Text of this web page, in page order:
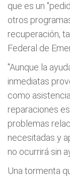
que es un
otros
recuperación,
Federal de
"Aunque la
inmediatas
como
reparaciones
problemas
necesitadas y
no ocurrirá sin
Una tormenta